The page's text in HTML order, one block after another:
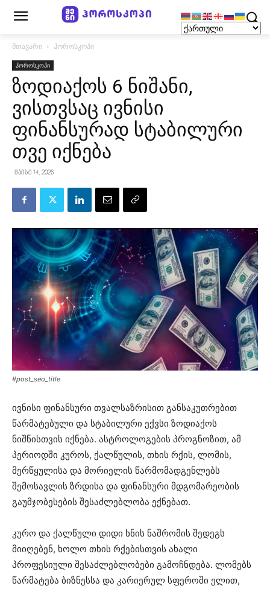
მთავარი ჰოროსკოპი
ჰოროსკოპი
ზოდიაქოს 6 ნიშანი,
ვისთვსაც ივნისი
ფინანსურად სტაბილური
თვე იქნება
მაისი 14, 2026
#post_seo_title
ივნისი ფინანსური თვალსაზრისით განსაკუთრებით
წარმატებული და სტაბილური ექვსი ზოდიაქოს
ნიშნისთვის იქნება. ასტროლოგების პროგნოზით, ამ
პერიოდში კუროს, ქალწულის, თხის რქის, ლომის,
მერწყულისა და მორიელის წარმომადგენლებს
შემოსავლის ზრდისა და ფინანსური მდგომარეობის
გაუმჯობესების შესაძლებლობა ექნებათ.
კურო და ქალწული დიდი ხნის ნაშრომის შედეგს
მიიღებენ, ხოლო თხის რქებისთვის ახალი
პროფესიული შესაძლებლობები გამოჩნდება. ლომებს
წარმატება ბიზნესსა და კარიერულ სფეროში ელით,